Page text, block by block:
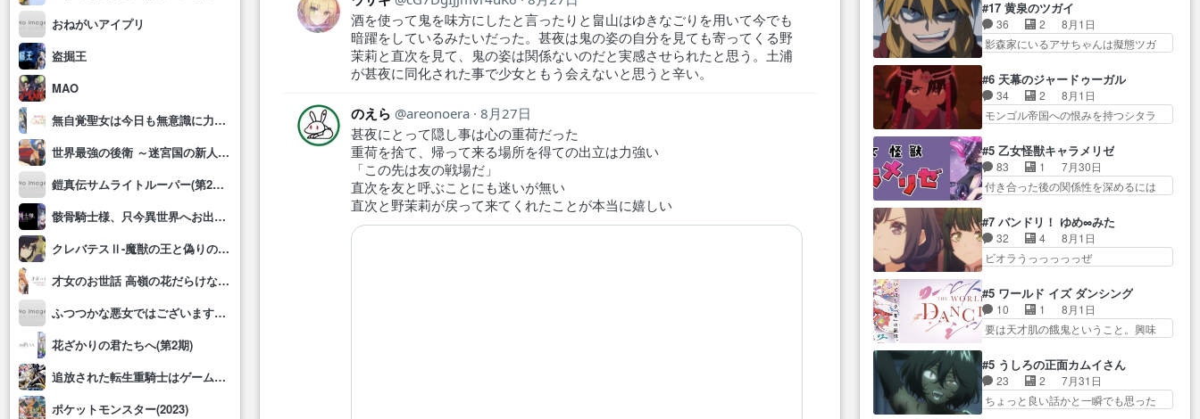
おねがいアイプリ
盗掘王
MAO
無自覚聖女は今日も無意識に力を垂れ流す
世界最強の後衛 ～迷宮国の新人探索者～
鎧真伝サムライトルーパー(第2クール)
骸骨騎士様、只今異世界へお出掛け中Ⅱ
クレバテスⅡ-魔獣の王と偽りの勇者伝承-
才女のお世話 高嶺の花だらけな名門校で、学院一のお嬢様(生活能力皆無)を陰ながらお世話することになりました
ふつつかな悪女ではございますが～雛宮蝶鼠とりかえ伝～
花ざかりの君たちへ(第2期)
追放された転生重騎士はゲーム知識で無双する
ポケットモンスター(2023)
酒を使って鬼を味方にしたと言ったりと畠山はゆきなごりを用いて今でも
暗躍をしているみたいだった。甚夜は鬼の姿の自分を見ても寄ってくる野
茉莉と直次を見て、鬼の姿は関係ないのだと実感させられたと思う。土浦
が甚夜に同化された事で少女ともう会えないと思うと辛い。
のえら areonoera
8月27日
甚夜にとって隠し事は心の重荷だった
重荷を捨て、帰って来る場所を得ての出立は力強い
「この先は友の戦場だ」
直次を友と呼ぶことにも迷いが無い
直次と野茉莉が戻って来てくれたことが本当に嬉しい
おかしいね(*´… 糸と源ははよ好
きおうとると言わんかい！引…
ショウくんと対等に話すためにゲー
ムをする…
ょ… ・急にクイズ番組が始まっ
たw・妖精ウソノ… るるかの助手
だった？今回が初めての探偵
レアさん探偵すぎ… 突然のポア
ロクイズは草なんよ。んで、あ
ん… 今回からついにくれあが探
偵事務所の仲間に…
ゼント………とは思っ… 玲夜さ
ん柚子に18年分の誕生日プレゼン
ト… 柚子は鬼龍院家から初めて
学校に通う事にな… プレゼント
レ… 玲夜さまサプライズの、こ
れまでの柚子ちゃ… 玲夜から柚
子へ17年分の誕生日&を未来に…
な… 梅原の人が18歳になるまで
の誕生プレゼン… なよなよした
男（cv石田彰）梅ちゃんがた…
#17 黄泉のツガイ
36 2
8月1日
影森家にいるアサちゃんは擬態ツガ
や気持ちを汲んで熱くな… 屋敷
にアサはいなかった逆にガブちゃん
はい… 影森の当主が際限なくツ
ガイを増やせるのに… 今回はも
怒… ユルと戦った時から伏線が
張られていたのが… しかしアサ
は、兄様に会いたいbotだと思…
アキオの… 色々とひっかけがあ
って、最終的に嫌な終わ… ゴン
ゾウが従える大量のツガイに何事か
と思…
#6 天幕のジャードゥーガル
34 2
8月1日
モンゴル帝国への恨みを持つシタラ
るのだけどいつの間にか… オゴ
タイの妃になってもその心は晴れ
ず、モ… ドレゲネの過去、宝石
だった彼女が人になり… ドレゲ
タ… 年上旦那が良い人でも、女
は宝石でただ笑っ… ダイルの儀
式の神々しさたるや。一気に空
情の言葉しか…シ… 奥様に悲し
い過去…萌え袖が可愛いね、と
思… ドレゲネとシタラ、2人だけ
の同盟が結成さ…
#5 乙女怪獣キャラメリゼ
83 1
7月30日
付き合った後の関係性を深めるには
コングなのいい味付けだ… ずっ
とメスってて何この可愛い生物。ク
ラス… 付き合い始めたら始めた
でまた違った悩みが… と一歩ず
の… ツインテールが可愛いお茶
目な妹ちゃんです… しかも過去
も重いんかいかつては自分に自
からかしらお顔が… 黒絵「怪獣
に憧れるのはいいけど自分自身
が… 素の自分はどちらなのかは
まだ不明だが見せ…
#7 バンドリ！ ゆめ∞みた
32 4
8月1日
ビオラうっっっっっぜ
ちゃん、僕っ子になってから取り戻
し… ビオラが悪魔すぎて気分が
悪くなってきたこ… 声優まとめ
ました(７話まで)仲町あられ/… ビ
wwwこ… 自信あれば評価なんて
気にしないし、充実し… ・バー
チャルだけど、みゅーたいぷ初ライ
#5 ワールド イズ ダンシング
10 1
8月1日
要は天才肌の餓鬼ということ。興味
かった？鬼夜叉が田楽の… 猿楽
の鬼夜叉と田楽の増次郎。小さない
ざこ… 着眼点は良くとも、先鋭
的すぎるのか。芸能… 鬼夜叉は
#5 うしろの正面カムイさん
23 2
7月31日
ちょっと良い話かと一瞬でも思った